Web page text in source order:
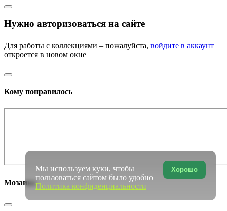
Нужно авторизоваться на сайте
Для работы с коллекциями – пожалуйста, войдите в аккаунт
откроется в новом окне
Кому понравилось
Мозаика
Хорошо
Мы используем куки, чтобы
пользоваться сайтом было удобно
Политика конфиденциальности